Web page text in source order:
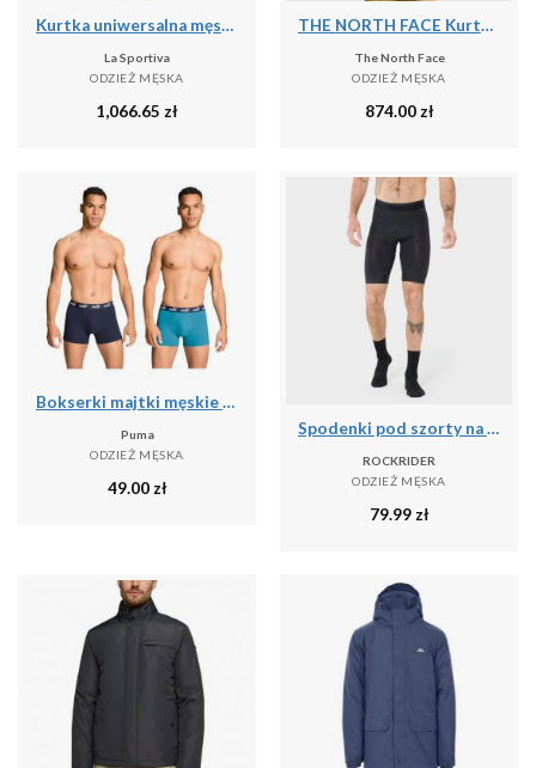
Kurtka uniwersalna męska La Sportiva La Softshelljacke Discover Shell
La Sportiva
ODZIEŻ MĘSKA
1,066.65 zł
THE NORTH FACE Kurtka 3 w 1 męska M Quest Mono Triclimate tnf black-L
The North Face
ODZIEŻ MĘSKA
874.00 zł
Bokserki majtki męskie Puma 2-Pack
Puma
ODZIEŻ MĘSKA
49.00 zł
Spodenki pod szorty na rower MTB męskie Rockrider 500
ROCKRIDER
ODZIEŻ MĘSKA
79.99 zł